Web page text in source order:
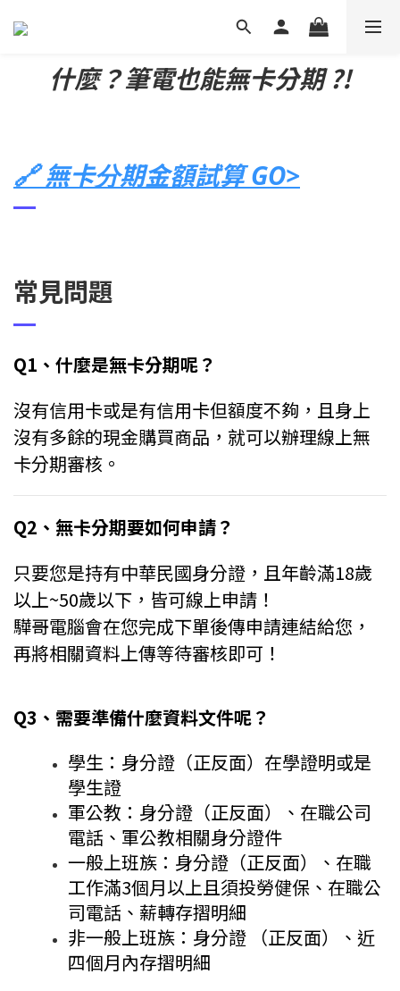
什麼？筆電也能無卡分期 ?!
🔗 無卡分期金額試算 GO>
常見問題
Q1、什麼是無卡分期呢？
沒有信用卡或是有信用卡但額度不夠，且身上
沒有多餘的現金購買商品，就可以辦理線上無
卡分期審核。
Q2、無卡分期要如何申請？
只要您是持有中華民國身分證，且年齡滿18歲
以上~50歲以下，皆可線上申請！
驊哥電腦會在您完成下單後傳申請連結給您，
再將相關資料上傳等待審核即可！
Q3、需要準備什麼資料文件呢？
學生：身分證（正反面）在學證明或是
學生證
軍公教：身分證（正反面）、在職公司
電話、軍公教相關身分證件
一般上班族：身分證（正反面）、在職
工作滿3個月以上且須投勞健保、在職公
司電話、薪轉存摺明細
非一般上班族：身分證 （正反面）、近
四個月內存摺明細